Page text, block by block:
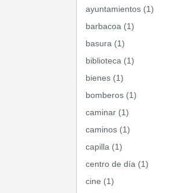
ayuntamientos (1)
barbacoa (1)
basura (1)
biblioteca (1)
bienes (1)
bomberos (1)
caminar (1)
caminos (1)
capilla (1)
centro de día (1)
cine (1)